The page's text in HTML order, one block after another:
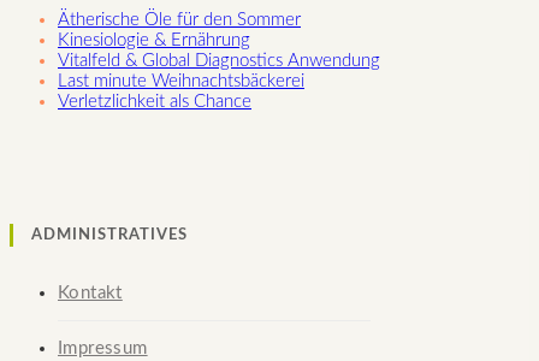
Ätherische Öle für den Sommer
Kinesiologie & Ernährung
Vitalfeld & Global Diagnostics Anwendung
Last minute Weihnachtsbäckerei
Verletzlichkeit als Chance
ADMINISTRATIVES
Kontakt
Impressum